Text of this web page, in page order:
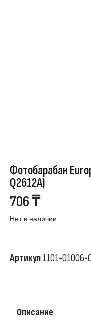
Фотобарабан
Q2612A)
706₸
Нет в наличии
Артикул1101-01006-
Описание